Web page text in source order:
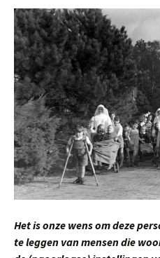
Het is onze wens om deze
te leggen van mensen die